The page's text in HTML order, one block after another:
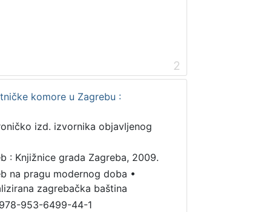
2
komore u Zagrebu :
izd. izvornika objavljenog
: Knjižnice grada Zagreba, 2009.
na pragu modernog doba •
zagrebačka baština
953-6499-44-1